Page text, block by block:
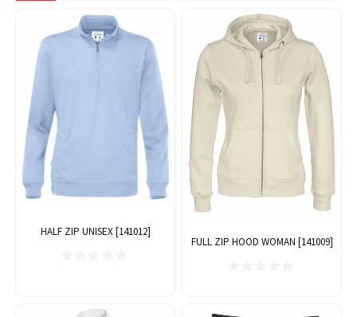
HALF ZIP UNISEX [141012]
FULL ZIP HOOD WOMAN [141009]